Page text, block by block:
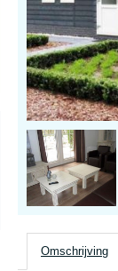
Omschrijving